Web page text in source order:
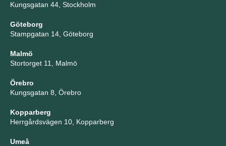
Kungsgatan 44, Stockholm
Göteborg
Stampgatan 14, Göteborg
Malmö
Stortorget 11, Malmö
Örebro
Kungsgatan 8, Örebro
Kopparberg
Herrgårdsvägen 10, Kopparberg
Umeå